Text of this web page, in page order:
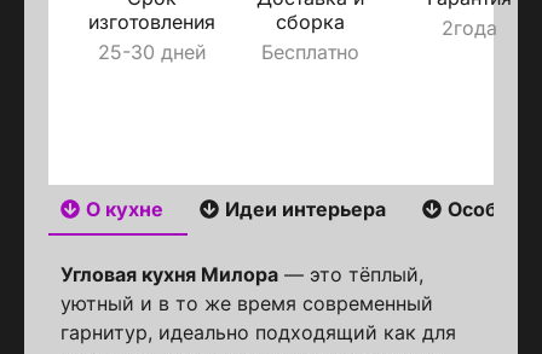
изготовления
25-30 дней
сборка
Бесплатно
2года
О кухне Идеи интерьера
Угловая кухня Милора — это тёплый,
уютный и в то же время современный
гарнитур, идеально подходящий как для